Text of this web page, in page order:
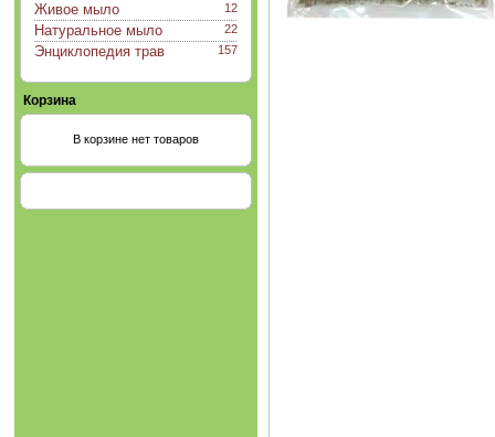
12
Живое мыло
22
Натуральное мыло
157
Энциклопедия трав
Корзина
В корзине нет товаров